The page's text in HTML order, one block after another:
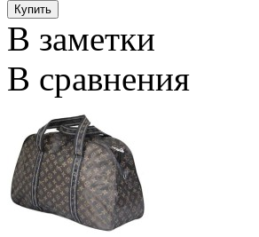
В заметки
В сравнения